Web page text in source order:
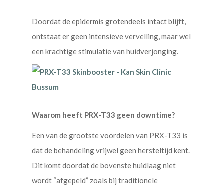
Doordat de epidermis grotendeels intact blijft,
ontstaat er geen intensieve vervelling, maar wel
een krachtige stimulatie van huidverjonging.
Waarom heeft PRX-T33 geen downtime?
Een van de grootste voordelen van PRX-T33 is
dat de behandeling vrijwel geen hersteltijd kent.
Dit komt doordat de bovenste huidlaag niet
wordt “afgepeld” zoals bij traditionele